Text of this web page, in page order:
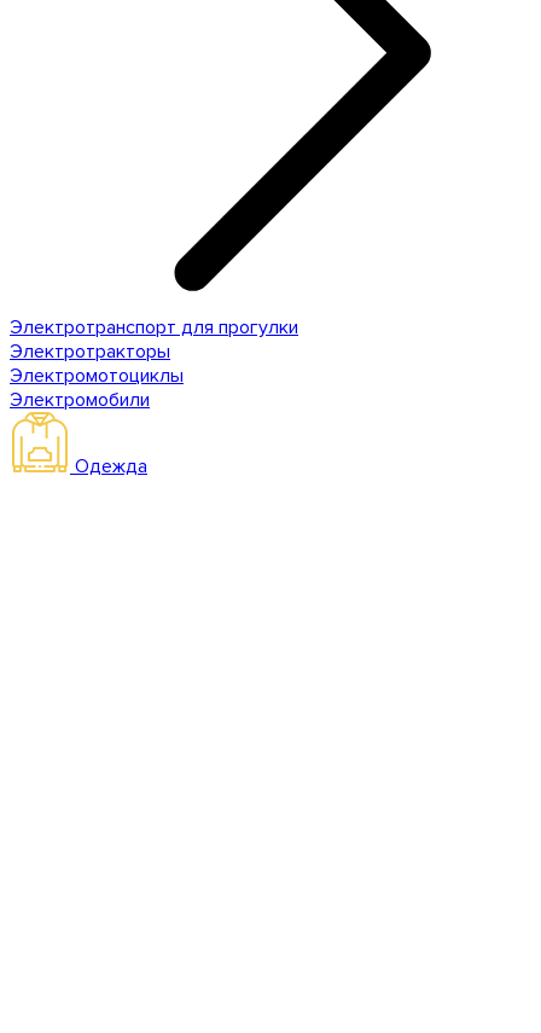
Электротранспорт для прогулки
Электротракторы
Электромотоциклы
Электромобили
Одежда